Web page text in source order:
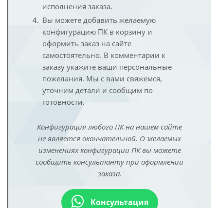
исполнения заказа.
Вы можете добавить желаемую
конфигурацию ПК в корзину и
оформить заказ на сайте
самостоятельно. В комментарии к
заказу укажите ваши персональные
пожелания. Мы с вами свяжемся,
уточним детали и сообщим по
готовности.
Конфигурация любого ПК на нашем сайте
не является окончательной. О желаемых
изменениях конфигурации ПК вы можете
сообщить консультанту при оформлении
заказа.
Консультация